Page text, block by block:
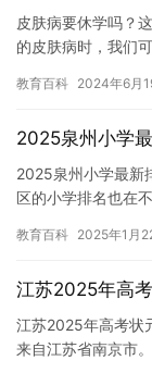
皮肤病要休学吗？
的皮肤病时，我们
能是…
教育百科 2024年6月
2025泉州小学
2025泉州小学最新
区的小学排名也在
教育百科 2025年1月
江苏2025年高
江苏2025年高考状
来自江苏省南京市